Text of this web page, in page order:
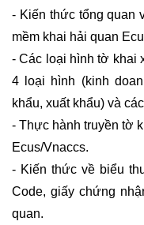
- Kiến thức tổng quan
mềm khai hải quan
- Các loại hình tờ khai
4 loại hình (kinh
khẩu, xuất khẩu) và
- Thực hành truyền tờ
Ecus/Vnaccs.
- Kiến thức về biểu
Code, giấy chứng
quan.